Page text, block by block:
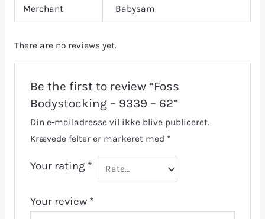
Merchant Babysam
There are no reviews yet.
Be the first to review “Foss
Bodystocking – 9339 – 62”
Din e-mailadresse vil ikke blive publiceret.
Krævede felter er markeret med *
Your rating *
Your review *